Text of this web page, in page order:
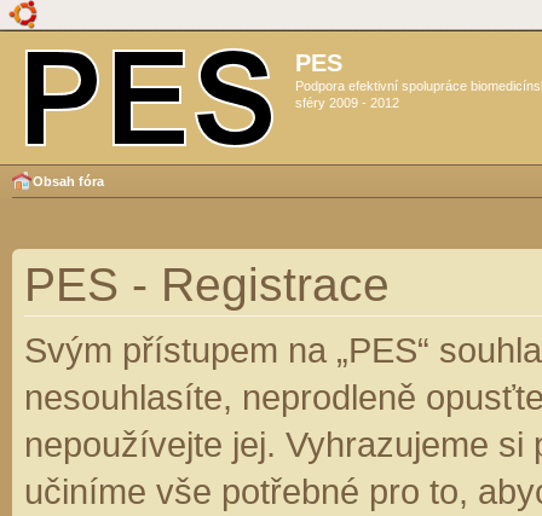
PES
Podpora efektivní spolupráce
sféry 2009 - 2012
Obsah fóra
PES - Registrace
Svým přístupem na „PES“
nesouhlasíte, neprodleně
nepoužívejte jej. Vyhrazujeme
učiníme vše potřebné pro to,